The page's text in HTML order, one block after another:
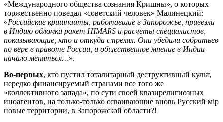
«Международного общества сознания Кришны», о которых
торжественно поведал «советский человек» Малинецкий:
«Российские кришнаиты, работавшие в Запорожье, привезли
в Индию обломки ракет HIMARS и расчеты специалистов,
показывающие, кто и откуда стрелял. Они убедили собратьев
по вере в правоте России, и общественное мнение в Индии
начало меняться…».
Во-первых, кто пустил тоталитарный деструктивный культ,
нередко финансируемый странами все того же
«коллективного запада», по сути своей квазирелигиозных
иноагентов, на только-только осваивающие вновь Русский мiр
новые территории, в Запорожской области?!